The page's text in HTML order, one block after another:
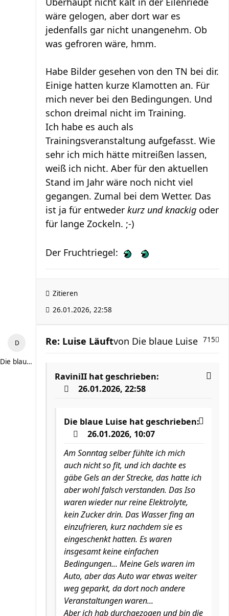
wäre gelogen, aber dort war es
jedenfalls gar nicht unangenehm. Ob
was gefroren wäre, hmm.
Habe Bilder gesehen von den TN bei dir.
Einige hatten kurze Klamotten an. Für
mich never bei den Bedingungen. Und
schon dreimal nicht im Training.
Ich habe es auch als
Trainingsveranstaltung aufgefasst. Wie
sehr ich mich hätte mitreißen lassen,
weiß ich nicht. Aber für den aktuellen
Stand im Jahr wäre noch nicht viel
gegangen. Zumal bei dem Wetter. Das
ist ja für entweder kurz und knackig oder
für lange Zockeln. ;-)
Der Fruchtriegel:
Zitieren
26.01.2026, 22:58
Die blaue Luise
Re: Luise Läuft 715
von Die blaue Luise
RaviniII hat geschrieben:
26.01.2026, 22:58
Die blaue Luise hat geschrieben:
26.01.2026, 10:07
Am Sonntag selber fühlte ich mich
auch nicht so fit, und ich dachte es
gäbe Gels an der Strecke, das hatte ich
aber wohl falsch verstanden. Das Iso
waren wieder nur reine Elektrolyte,
kein Zucker drin. Das Wasser fing an
einzufrieren, kurz nachdem sie es
eingeschenkt hatten. Es waren
insgesamt keine einfachen
Bedingungen... Meine Gels waren im
Auto, aber das Auto war etwas weiter
weg geparkt, da dort noch andere
Veranstaltungen waren...
Aber ich hab durchgezogen und bin die